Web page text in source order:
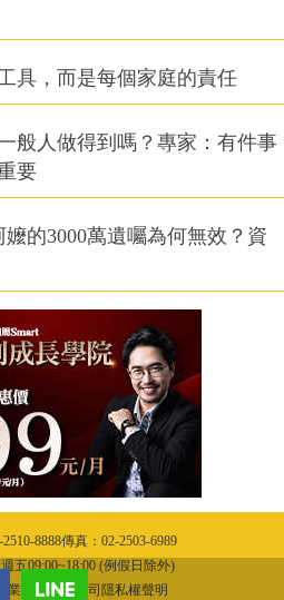
具，而是每個家庭的責任
般人做得到嗎？專家：有件事
要
的3000萬遺囑為何無效？資
8888傳真：02-2503-6989
五09:00~18:00 (例假日除外)
業股份有限公司隱私權聲明